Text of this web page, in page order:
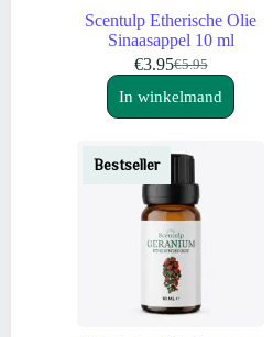
Scentulp Etherische Olie
Sinaasappel 10 ml
€5.95
Oorspronkelijke
prijs
€3.95Huidige
prijs
In winkelmand
Bestseller